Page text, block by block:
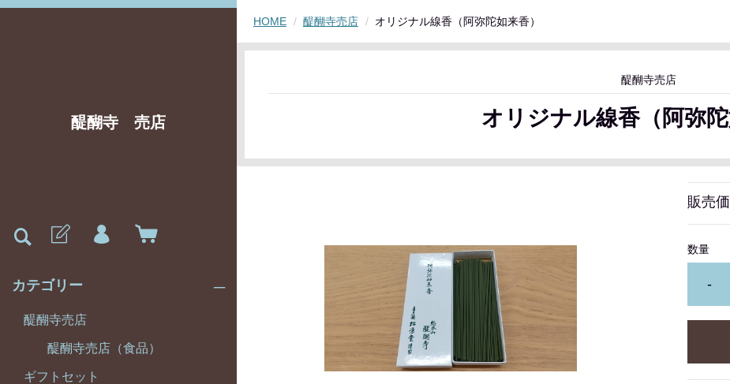
醍醐寺 売店
カテゴリー
醍醐寺売店
醍醐寺売店（食品）
ギフトセット
HOME 醍醐寺売店 オリジナル線香（阿弥陀如来香）
醍醐寺売店
オリジナル線香（阿弥陀
販売
数量
-